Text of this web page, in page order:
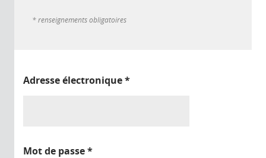
* renseignements obligatoires
Adresse électronique*
Mot de passe*